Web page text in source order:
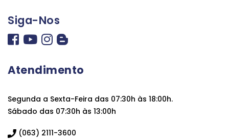
Siga-Nos
Atendimento
Segunda a Sexta-Feira das 07:30h às 18:00h.
Sábado das 07:30h às 13:00h
(063) 2111-3600